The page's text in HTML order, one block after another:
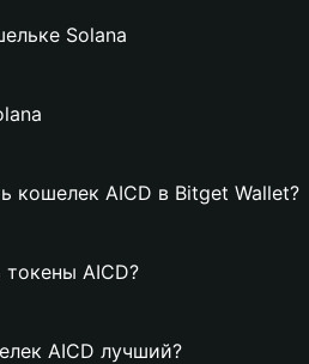
Solana
кошелек AICD в Bitget Wallet?
токены AICD?
AICD лучший?